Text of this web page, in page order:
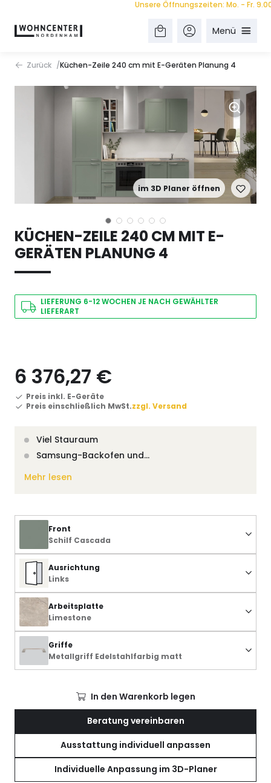
Unsere Öffnungszeiten: Mo. - Fr. 9.00 -
Menü
Zurück Küchen-Zeile 240 cm mit E-Geräten Planung 4
im 3D Planer öffnen
KÜCHEN-ZEILE 240 CM MIT E-
GERÄTEN PLANUNG 4
LIEFERUNG 6-12 WOCHEN JE NACH GEWÄHLTER
LIEFERART
6 376,27 €
Preis inkl. E-Geräte
Preis einschließlich MwSt.zzgl. Versand
Viel Stauraum
Samsung-Backofen und…
Mehr lesen
Front
Schilf Cascada
Ausrichtung
Links
Arbeitsplatte
Limestone
Griffe
Metallgriff Edelstahlfarbig matt
In den Warenkorb legen
Beratung vereinbaren
Ausstattung individuell anpassen
Individuelle Anpassung im 3D-Planer